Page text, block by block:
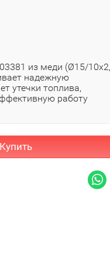
из меди (Ø15/
надежную
утечки топлива,
работу
Купить